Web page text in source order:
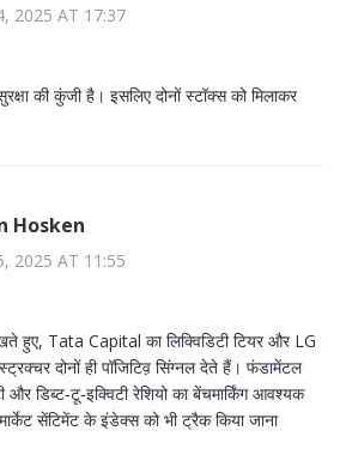
2025 AT 17:37
की कुंजी है। इसलिए दोनों स्टॉक्स को मिलाकर
Hosken
2025 AT 11:55
हुए, Tata Capital का लिक्विडिटी टियर और LG
दोनों ही पॉजिटिव़ सिंग्नल देते हैं। फंडामेंटल
और डिब्ट‑टू‑इक्विटी रेशियो का बेंचमार्किंग आवश्यक
सेंटिमेंट के इंडेक्स को भी ट्रैक किया जाना